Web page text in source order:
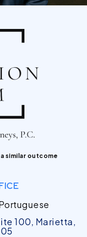
similar outcome
100, Marietta,